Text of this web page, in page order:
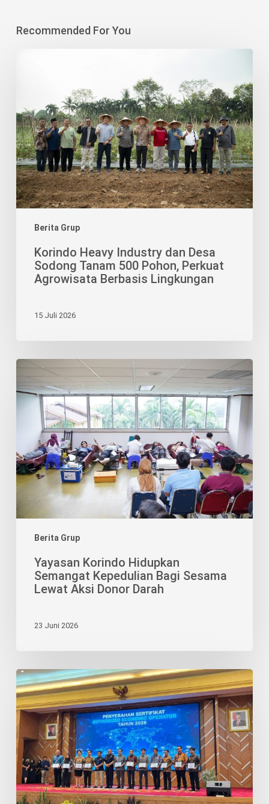
Recommended For You
Berita Grup
Desa
Sodong
Tanam
500
Pohon,
Perkuat
Agrowisata
Korindo Heavy Industry dan Desa
Sodong Tanam 500 Pohon, Perkuat
Agrowisata Berbasis Lingkungan
15 Juli 2026
Berita Grup
Yayasan
Hidupkan
Semangat
Kepedulian
Sesama
Lewat
Aksi
Darah
Yayasan Korindo Hidupkan
Semangat Kepedulian Bagi Sesama
Lewat Aksi Donor Darah
23 Juni 2026
Pengakuan
AEO
Perkuat
Posisi
BRJ
sebagai
Mitra
Logistik
Terpercaya